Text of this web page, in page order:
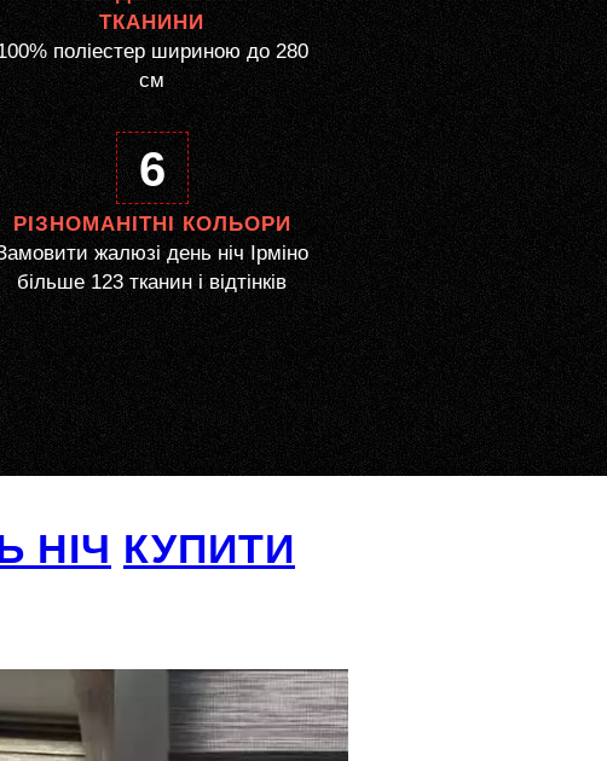
ТКАНИНИ
поліестер шириною до 280
см
6
РІЗНОМАНІТНІ КОЛЬОРИ
жалюзі день ніч Ірміно
більше 123 тканин і відтінків
НІЧ КУПИТИ